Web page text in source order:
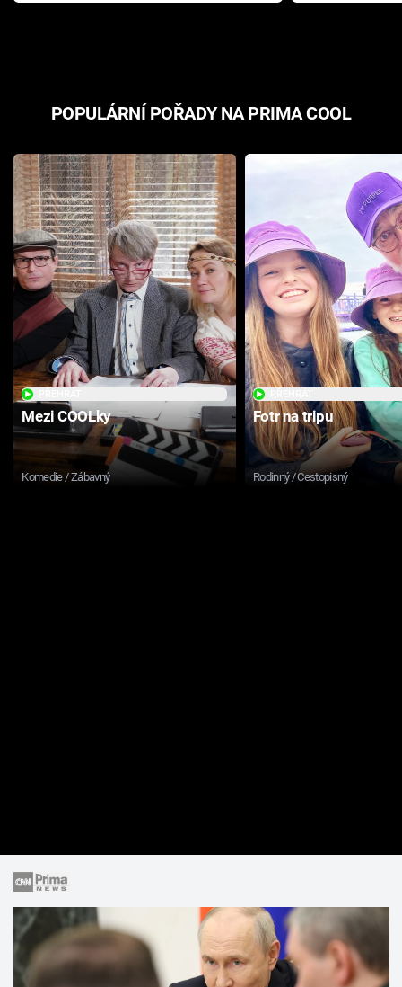
POPULÁRNÍ POŘADY NA PRIMA COOL
Mezi COOLky
Komedie / Zábavný
Fotr na tripu
Rodinný / Cestopisný